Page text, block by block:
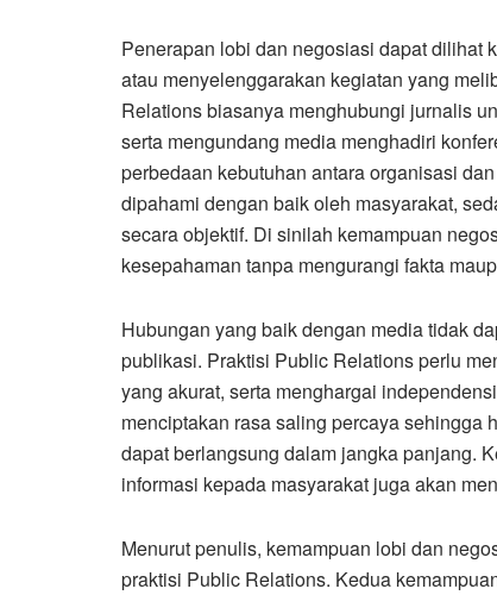
Penerapan lobi dan negosiasi dapat dilihat
atau menyelenggarakan kegiatan yang
Relations biasanya menghubungi jurnalis
serta mengundang media menghadiri
perbedaan kebutuhan antara organisasi
dipahami dengan baik oleh masyarakat,
secara objektif. Di sinilah kemampuan
kesepahaman tanpa mengurangi fakta
Hubungan yang baik dengan media tidak
publikasi. Praktisi Public Relations perlu
yang akurat, serta menghargai
menciptakan rasa saling percaya sehingga
dapat berlangsung dalam jangka panjang.
informasi kepada masyarakat juga akan
Menurut penulis, kemampuan lobi dan
praktisi Public Relations. Kedua